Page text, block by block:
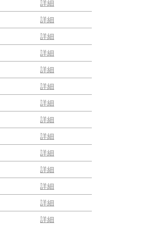
詳細
詳細
詳細
詳細
詳細
詳細
詳細
詳細
詳細
詳細
詳細
詳細
詳細
詳細